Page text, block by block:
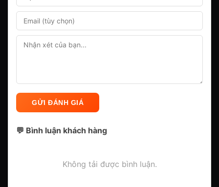
GỬI ĐÁNH GIÁ
💬 Bình luận khách hàng
Không tải được bình luận.